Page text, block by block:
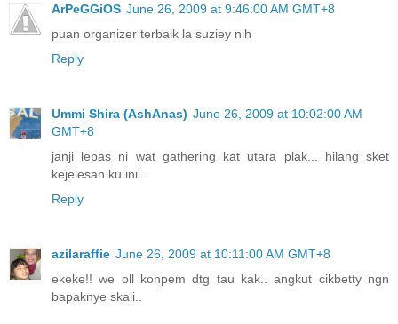
ArPeGGiOS June 26, 2009 at 9:46:00 AM GMT+8
puan organizer terbaik la suziey nih
Reply
Ummi Shira (AshAnas) June 26, 2009 at 10:02:00 AM
GMT+8
janji lepas ni wat gathering kat utara plak... hilang sket
kejelesan ku ini...
Reply
azilaraffie June 26, 2009 at 10:11:00 AM GMT+8
ekeke!! we oll konpem dtg tau kak.. angkut cikbetty ngn
bapaknye skali..